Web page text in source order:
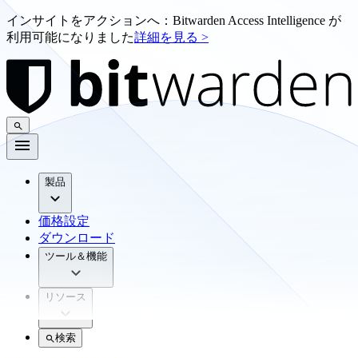
インサイトをアクションへ：Bitwarden Access Intelligence が
利用可能になりました詳細を見る >
製品
価格設定
ダウンロード
ツール＆機能
リソース
検索